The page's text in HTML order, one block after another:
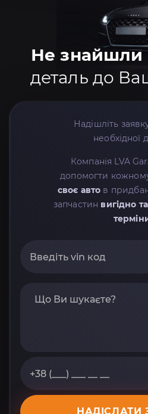
Не знайшли
деталь до
Надішліть
необхідної
Компанія LVA
допомогти
своє авто в
запчастин вигідно
НАДІСЛАТИ